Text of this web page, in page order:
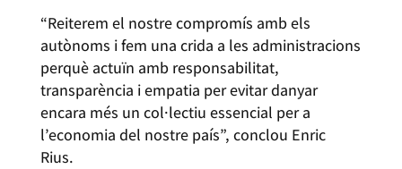
“Reiterem el nostre compromís amb els
autònoms i fem una crida a les administracions
perquè actuïn amb responsabilitat,
transparència i empatia per evitar danyar
encara més un col·lectiu essencial per a
l’economia del nostre país”, conclou Enric
Rius.